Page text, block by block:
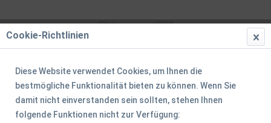
Cookie-Richtlinien
Diese Website verwendet Cookies, um Ihnen die
bestmögliche Funktionalität bieten zu können. Wenn Sie
damit nicht einverstanden sein sollten, stehen Ihnen
folgende Funktionen nicht zur Verfügung: